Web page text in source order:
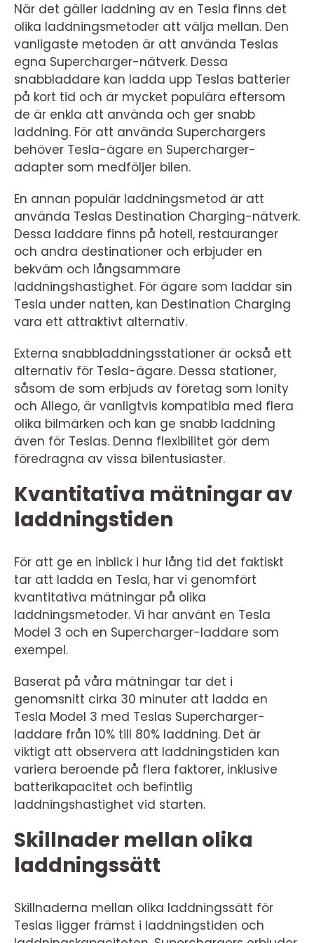
När det gäller laddning av en Tesla finns det
olika laddningsmetoder att välja mellan. Den
vanligaste metoden är att använda Teslas
egna Supercharger-nätverk. Dessa
snabbladdare kan ladda upp Teslas batterier
på kort tid och är mycket populära eftersom
de är enkla att använda och ger snabb
laddning. För att använda Superchargers
behöver Tesla-ägare en Supercharger-
adapter som medföljer bilen.
En annan populär laddningsmetod är att
använda Teslas Destination Charging-nätverk.
Dessa laddare finns på hotell, restauranger
och andra destinationer och erbjuder en
bekväm och långsammare
laddningshastighet. För ägare som laddar sin
Tesla under natten, kan Destination Charging
vara ett attraktivt alternativ.
Externa snabbladdningsstationer är också ett
alternativ för Tesla-ägare. Dessa stationer,
såsom de som erbjuds av företag som Ionity
och Allego, är vanligtvis kompatibla med flera
olika bilmärken och kan ge snabb laddning
även för Teslas. Denna flexibilitet gör dem
föredragna av vissa bilentusiaster.
Kvantitativa mätningar av
laddningstiden
För att ge en inblick i hur lång tid det faktiskt
tar att ladda en Tesla, har vi genomfört
kvantitativa mätningar på olika
laddningsmetoder. Vi har använt en Tesla
Model 3 och en Supercharger-laddare som
exempel.
Baserat på våra mätningar tar det i
genomsnitt cirka 30 minuter att ladda en
Tesla Model 3 med Teslas Supercharger-
laddare från 10% till 80% laddning. Det är
viktigt att observera att laddningstiden kan
variera beroende på flera faktorer, inklusive
batterikapacitet och befintlig
laddningshastighet vid starten.
Skillnader mellan olika
laddningssätt
Skillnaderna mellan olika laddningssätt för
Teslas ligger främst i laddningstiden och